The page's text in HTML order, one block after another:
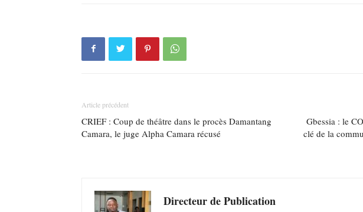
Article précédent
CRIEF : Coup de théâtre dans le procès Damantang
Camara, le juge Alpha Camara récusé
Gbessia : le
clé de la
Directeur de Publication